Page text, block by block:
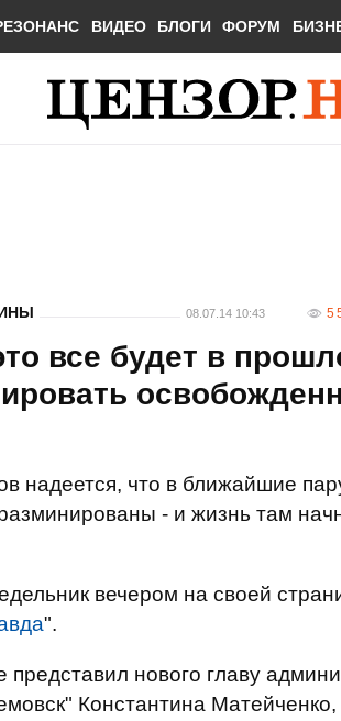
ВИДЕО БЛОГИ ФОРУМ
08.07.14 10:43 5
все будет в
надеется, что в ближайшие
- и жизнь там
вечером на своей
".
нового главу
Константина